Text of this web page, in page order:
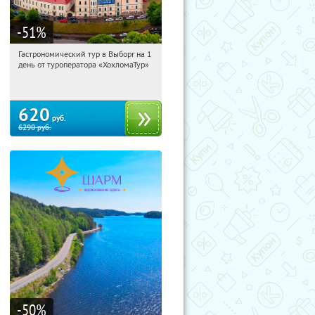
-51%
18:48:00 Купили:5
Гастрономический тур в Выборг на 1
день от туроператора «ХохломаТур»
620 руб.
6290руб.
-50%